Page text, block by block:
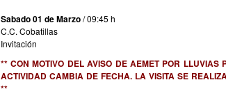
Sabado 01 de Marzo/ 09:45 h
C.C. Cobatillas
Invitación
** CON MOTIVO DEL AVISO DE AEMET POR LLUVIAS
ACTIVIDAD CAMBIA DE FECHA. LA VISITA SE
**